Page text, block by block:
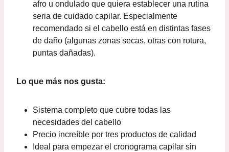
afro u ondulado que quiera establecer una rutina
seria de cuidado capilar. Especialmente
recomendado si el cabello está en distintas fases
de daño (algunas zonas secas, otras con rotura,
puntas dañadas).
Lo que más nos gusta:
Sistema completo que cubre todas las
necesidades del cabello
Precio increíble por tres productos de calidad
Ideal para empezar el cronograma capilar sin